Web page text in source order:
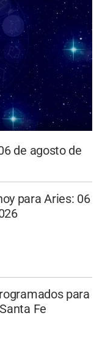
de agosto de
para Aries: 06
para
Fe